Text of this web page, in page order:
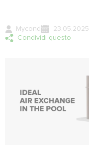
Mycond 23.05.2025
Condividi questo